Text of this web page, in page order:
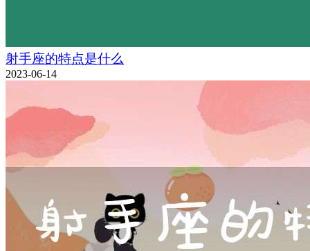
射手座的特点是什么
2023-06-14